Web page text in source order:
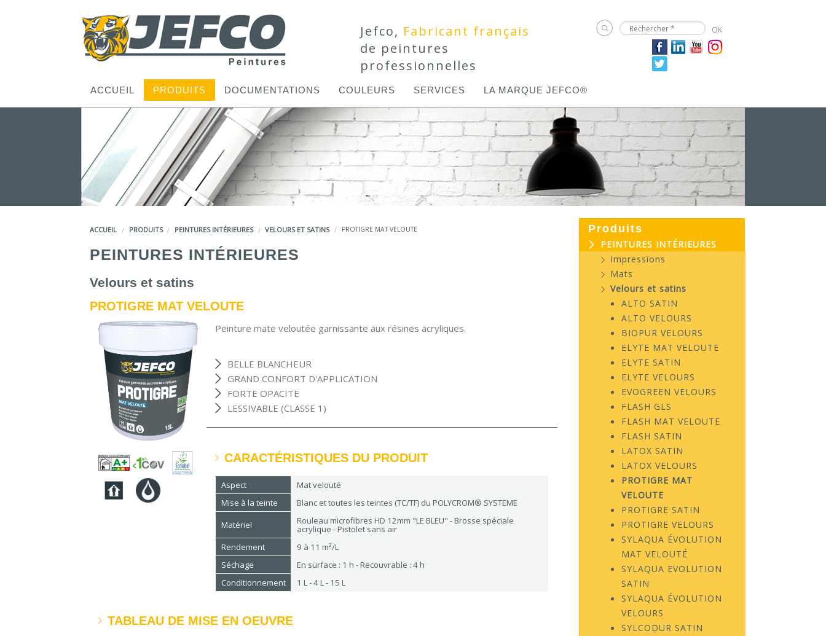
Jefco, Fabricant français
de peintures
professionnelles
ACCUEIL PRODUITS DOCUMENTATIONS COULEURS SERVICES LA MARQUE JEFCO®
ACCUEIL PRODUITS PEINTURES INTÉRIEURES VELOURS ET SATINS PROTIGRE MAT VELOUTE
PEINTURES INTÉRIEURES
Velours et satins
PROTIGRE MAT VELOUTE
Peinture mate veloutée garnissante aux résines acryliques.
BELLE BLANCHEUR
GRAND CONFORT D'APPLICATION
FORTE OPACITE
LESSIVABLE (CLASSE 1)
CARACTÉRISTIQUES DU PRODUIT
Aspect
Mat velouté
Mise à la teinte
Blanc et toutes les teintes (TC/TF) du POLYCROM® SYSTEME
Matériel
Rouleau microfibres HD 12mm "LE BLEU" - Brosse spéciale
acrylique - Pistolet sans air
Rendement
9 à 11 m²/L
Séchage
En surface : 1 h - Recouvrable : 4 h
Conditionnement
1 L - 4 L - 15 L
TABLEAU DE MISE EN OEUVRE
Produits
PEINTURES INTÉRIEURES
Impressions
Mats
Velours et satins
ALTO SATIN
ALTO VELOURS
BIOPUR VELOURS
ELYTE MAT VELOUTE
ELYTE SATIN
ELYTE VELOURS
EVOGREEN VELOURS
FLASH GLS
FLASH MAT VELOUTE
FLASH SATIN
LATOX SATIN
LATOX VELOURS
PROTIGRE MAT
VELOUTE
PROTIGRE SATIN
PROTIGRE VELOURS
SYLAQUA ÉVOLUTION
MAT VELOUTÉ
SYLAQUA EVOLUTION
SATIN
SYLAQUA ÉVOLUTION
VELOURS
SYLCODUR SATIN